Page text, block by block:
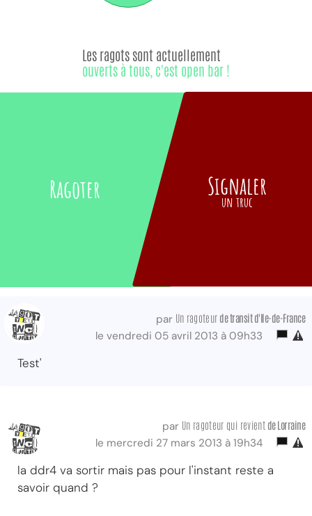
Ragoter
Les ragots sont actuellement
ouverts à tous, c'est open bar !
Signaler
un truc
par Un ragoteur de transit d'Ile-de-France
le vendredi 05 avril 2013 à 09h33
Test'
par Un ragoteur qui revient de Lorraine
le mercredi 27 mars 2013 à 19h34
la ddr4 va sortir mais pas pour l'instant reste a
savoir quand ?